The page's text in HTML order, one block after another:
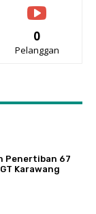
0
Pelanggan
Penertiban 67
Karawang